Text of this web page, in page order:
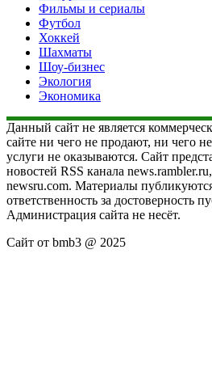
Фильмы и сериалы
Футбол
Хоккей
Шахматы
Шоу-бизнес
Экология
Экономика
Данный сайт не является
сайте ни чего не продают, ни чего
услуги не оказываются. Сайт
новостей RSS канала
newsru.com. Материалы
ответственность за достоверность
Администрация сайта не несёт.
Сайт от bmb3 @ 2025